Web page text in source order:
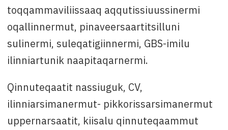
toqqammaviliissaaq aqqutissiuussinermi
oqallinnermut, pinaveersaartitsilluni
sulinermi, suleqatigiinnermi, GBS-imilu
ilinniartunik naapitaqarnermi.
Qinnuteqaatit nassiuguk, CV,
ilinniarsimanermut- pikkorissarsimanermut
uppernarsaatit, kiisalu qinnuteqaammut